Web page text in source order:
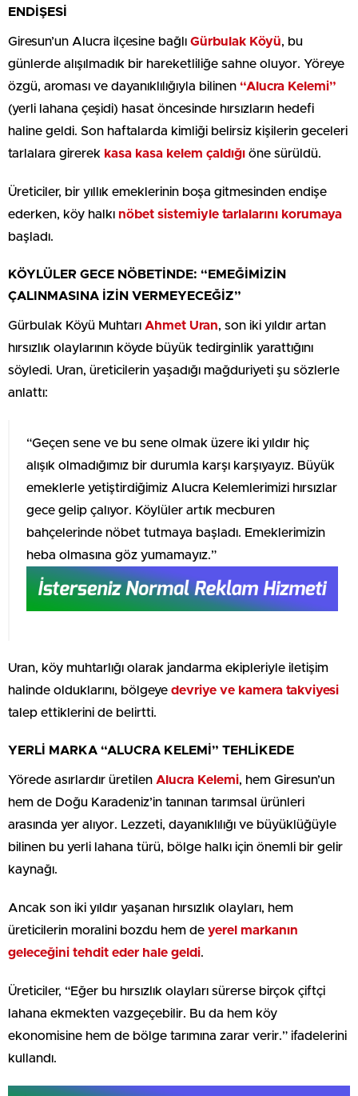
ENDİŞESİ
Giresun’un Alucra ilçesine bağlı Gürbulak Köyü, bu
günlerde alışılmadık bir hareketliliğe sahne oluyor. Yöreye
özgü, aroması ve dayanıklılığıyla bilinen “Alucra Kelemi”
(yerli lahana çeşidi) hasat öncesinde hırsızların hedefi
haline geldi. Son haftalarda kimliği belirsiz kişilerin geceleri
tarlalara girerek kasa kasa kelem çaldığı öne sürüldü.
Üreticiler, bir yıllık emeklerinin boşa gitmesinden endişe
ederken, köy halkı nöbet sistemiyle tarlalarını korumaya
başladı.
KÖYLÜLER GECE NÖBETİNDE: “EMEĞİMİZİN
ÇALINMASINA İZİN VERMEYECEĞİZ”
Gürbulak Köyü Muhtarı Ahmet Uran, son iki yıldır artan
hırsızlık olaylarının köyde büyük tedirginlik yarattığını
söyledi. Uran, üreticilerin yaşadığı mağduriyeti şu sözlerle
anlattı:
“Geçen sene ve bu sene olmak üzere iki yıldır hiç
alışık olmadığımız bir durumla karşı karşıyayız. Büyük
emeklerle yetiştirdiğimiz Alucra Kelemlerimizi hırsızlar
gece gelip çalıyor. Köylüler artık mecburen
bahçelerinde nöbet tutmaya başladı. Emeklerimizin
heba olmasına göz yumamayız.”
Uran, köy muhtarlığı olarak jandarma ekipleriyle iletişim
halinde olduklarını, bölgeye devriye ve kamera takviyesi
talep ettiklerini de belirtti.
YERLİ MARKA “ALUCRA KELEMİ” TEHLİKEDE
Yörede asırlardır üretilen Alucra Kelemi, hem Giresun’un
hem de Doğu Karadeniz’in tanınan tarımsal ürünleri
arasında yer alıyor. Lezzeti, dayanıklılığı ve büyüklüğüyle
bilinen bu yerli lahana türü, bölge halkı için önemli bir gelir
kaynağı.
Ancak son iki yıldır yaşanan hırsızlık olayları, hem
üreticilerin moralini bozdu hem de yerel markanın
geleceğini tehdit eder hale geldi.
Üreticiler, “Eğer bu hırsızlık olayları sürerse birçok çiftçi
lahana ekmekten vazgeçebilir. Bu da hem köy
ekonomisine hem de bölge tarımına zarar verir.” ifadelerini
kullandı.